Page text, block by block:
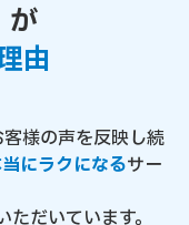
が
由
様の声を反映し続
にラクになるサー
だいています。